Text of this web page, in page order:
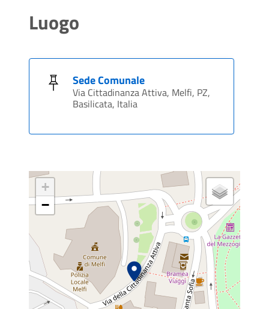
Luogo
Sede Comunale
Via Cittadinanza Attiva, Melfi, PZ,
Basilicata, Italia
+
−